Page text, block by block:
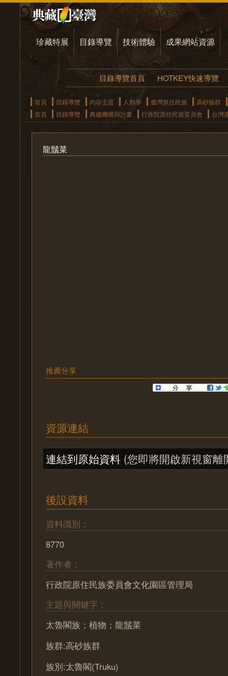
珍藏特展 目錄導覽 技術體驗 成果網站資源
目錄導覽首頁 HOTKEY快速導覽
首頁 目錄導覽 內容主題 人類學 臺灣原住民族
高砂族群
首頁
目錄導覽 典藏機構與計畫 行政院原住民族委員會 台灣
龍鬚菜
推薦分享
資源連結
連結到原始資料 (您即將開啟新視窗離
後設資料
資料識別：
8770
著作者：
行政院原住民族委員會文化園區管理局
主題與關鍵字：
太魯閣族；植物；龍鬚菜
族群:高砂族群
族別:太魯閣(Truku)